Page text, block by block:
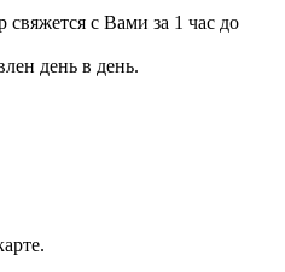
с Вами за 1 час до
день в день.